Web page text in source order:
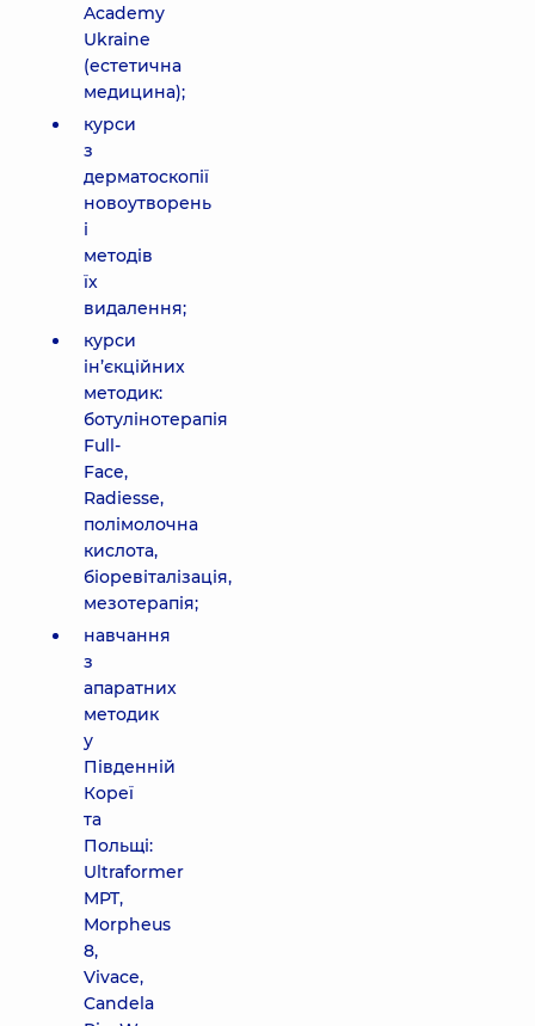
Academy
Ukraine
(естетична
медицина);
курси
з
дерматоскопії
новоутворень
і
методів
їх
видалення;
курси
ін’єкційних
методик:
ботулінотерапія
Full-
Face,
Radiesse,
полімолочна
кислота,
біоревіталізація,
мезотерапія;
навчання
з
апаратних
методик
у
Південній
Кореї
та
Польщі:
Ultraformer
MPT,
Morpheus
8,
Vivace,
Candela